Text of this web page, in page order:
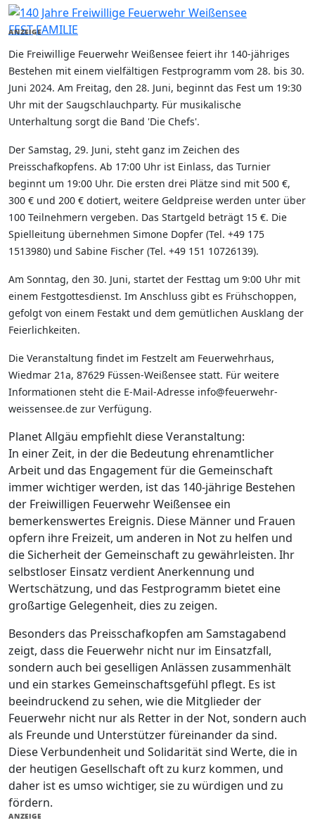
FESTFAMILIE
ANZEIGE
Die Freiwillige Feuerwehr Weißensee feiert ihr 140-jähriges
Bestehen mit einem vielfältigen Festprogramm vom 28. bis 30.
Juni 2024. Am Freitag, den 28. Juni, beginnt das Fest um 19:30
Uhr mit der Saugschlauchparty. Für musikalische
Unterhaltung sorgt die Band 'Die Chefs'.
Der Samstag, 29. Juni, steht ganz im Zeichen des
Preisschafkopfens. Ab 17:00 Uhr ist Einlass, das Turnier
beginnt um 19:00 Uhr. Die ersten drei Plätze sind mit 500 €,
300 € und 200 € dotiert, weitere Geldpreise werden unter über
100 Teilnehmern vergeben. Das Startgeld beträgt 15 €. Die
Spielleitung übernehmen Simone Dopfer (Tel. +49 175
1513980) und Sabine Fischer (Tel. +49 151 10726139).
Am Sonntag, den 30. Juni, startet der Festtag um 9:00 Uhr mit
einem Festgottesdienst. Im Anschluss gibt es Frühschoppen,
gefolgt von einem Festakt und dem gemütlichen Ausklang der
Feierlichkeiten.
Die Veranstaltung findet im Festzelt am Feuerwehrhaus,
Wiedmar 21a, 87629 Füssen-Weißensee statt. Für weitere
Informationen steht die E-Mail-Adresse info@feuerwehr-
weissensee.de zur Verfügung.
Planet Allgäu empfiehlt diese Veranstaltung:
In einer Zeit, in der die Bedeutung ehrenamtlicher
Arbeit und das Engagement für die Gemeinschaft
immer wichtiger werden, ist das 140-jährige Bestehen
der Freiwilligen Feuerwehr Weißensee ein
bemerkenswertes Ereignis. Diese Männer und Frauen
opfern ihre Freizeit, um anderen in Not zu helfen und
die Sicherheit der Gemeinschaft zu gewährleisten. Ihr
selbstloser Einsatz verdient Anerkennung und
Wertschätzung, und das Festprogramm bietet eine
großartige Gelegenheit, dies zu zeigen.
Besonders das Preisschafkopfen am Samstagabend
zeigt, dass die Feuerwehr nicht nur im Einsatzfall,
sondern auch bei geselligen Anlässen zusammenhält
und ein starkes Gemeinschaftsgefühl pflegt. Es ist
beeindruckend zu sehen, wie die Mitglieder der
Feuerwehr nicht nur als Retter in der Not, sondern auch
als Freunde und Unterstützer füreinander da sind.
Diese Verbundenheit und Solidarität sind Werte, die in
der heutigen Gesellschaft oft zu kurz kommen, und
daher ist es umso wichtiger, sie zu würdigen und zu
fördern.
ANZEIGE